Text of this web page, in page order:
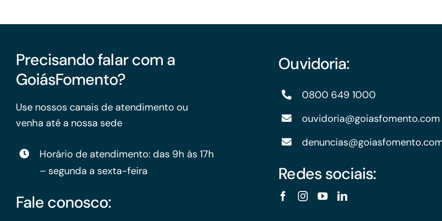
Precisando falar com a
GoiásFomento?
Use nossos canais de atendimento ou
venha até a nossa sede
Horário de atendimento: das 9h às 17h
– segunda a sexta-feira
Fale conosco:
Ouvidoria:
0800 649 1000
ouvidoria@goiasfomento.com
Redes sociais: